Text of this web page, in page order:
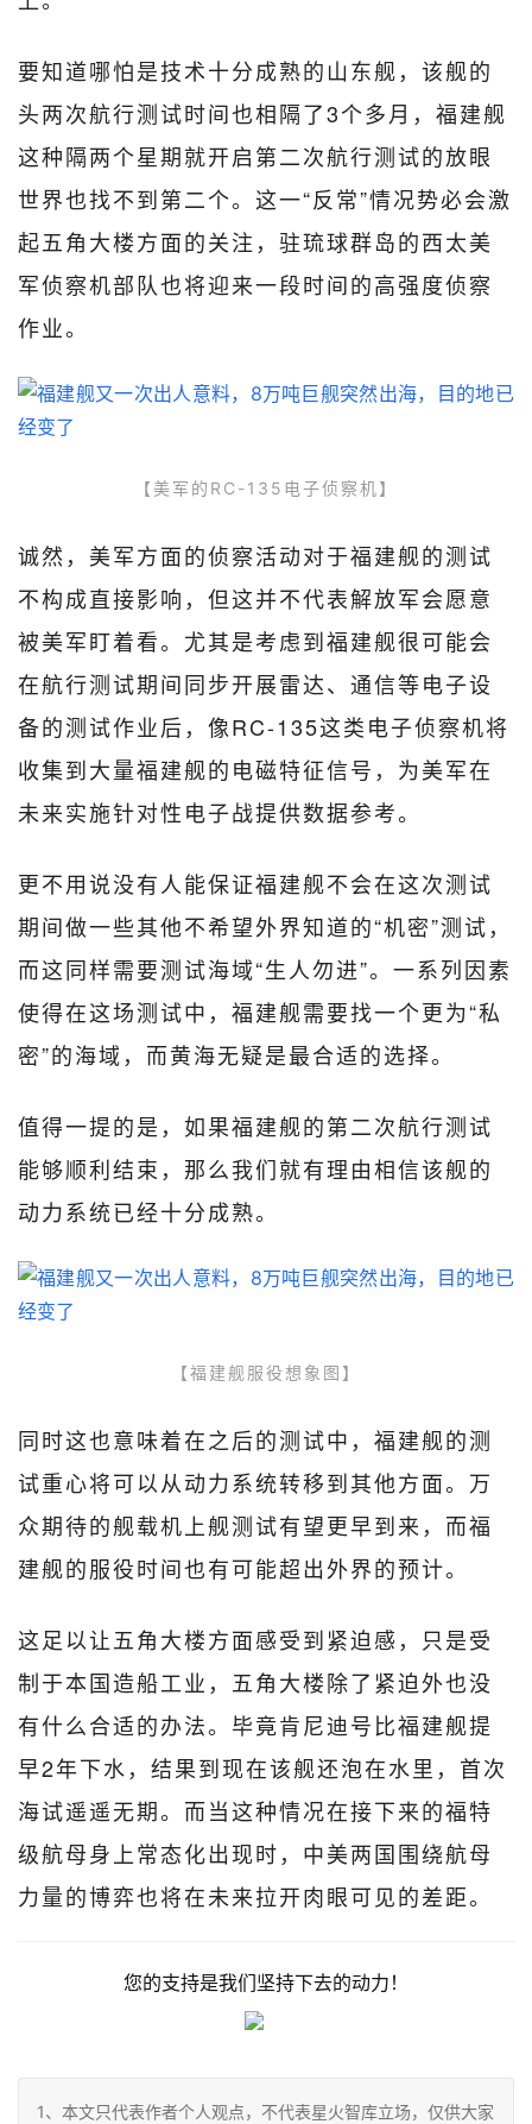
要知道哪怕是技术十分成熟的山东舰，该舰的
头两次航行测试时间也相隔了3个多月，福建舰
这种隔两个星期就开启第二次航行测试的放眼
世界也找不到第二个。这一“反常”情况势必会激
起五角大楼方面的关注，驻琉球群岛的西太美
军侦察机部队也将迎来一段时间的高强度侦察
作业。
【美军的RC-135电子侦察机】
诚然，美军方面的侦察活动对于福建舰的测试
不构成直接影响，但这并不代表解放军会愿意
被美军盯着看。尤其是考虑到福建舰很可能会
在航行测试期间同步开展雷达、通信等电子设
备的测试作业后，像RC-135这类电子侦察机将
收集到大量福建舰的电磁特征信号，为美军在
未来实施针对性电子战提供数据参考。
更不用说没有人能保证福建舰不会在这次测试
期间做一些其他不希望外界知道的“机密”测试，
而这同样需要测试海域“生人勿进”。一系列因素
使得在这场测试中，福建舰需要找一个更为“私
密”的海域，而黄海无疑是最合适的选择。
值得一提的是，如果福建舰的第二次航行测试
能够顺利结束，那么我们就有理由相信该舰的
动力系统已经十分成熟。
【福建舰服役想象图】
同时这也意味着在之后的测试中，福建舰的测
试重心将可以从动力系统转移到其他方面。万
众期待的舰载机上舰测试有望更早到来，而福
建舰的服役时间也有可能超出外界的预计。
这足以让五角大楼方面感受到紧迫感，只是受
制于本国造船工业，五角大楼除了紧迫外也没
有什么合适的办法。毕竟肯尼迪号比福建舰提
早2年下水，结果到现在该舰还泡在水里，首次
海试遥遥无期。而当这种情况在接下来的福特
级航母身上常态化出现时，中美两国围绕航母
力量的博弈也将在未来拉开肉眼可见的差距。
您的支持是我们坚持下去的动力！
1、本文只代表作者个人观点，不代表星火智库立场，仅供大家